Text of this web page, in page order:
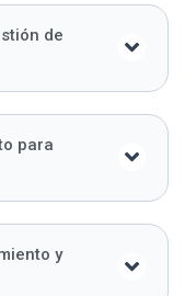
de
para
y